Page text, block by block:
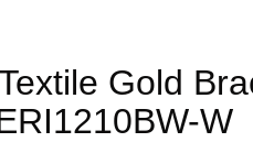
Gold
W